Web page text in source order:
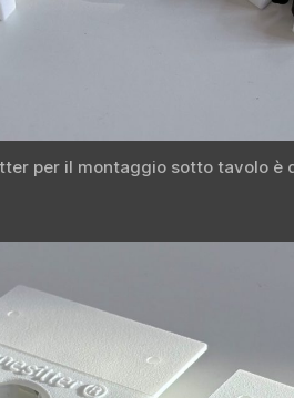
per il montaggio sotto tavolo è